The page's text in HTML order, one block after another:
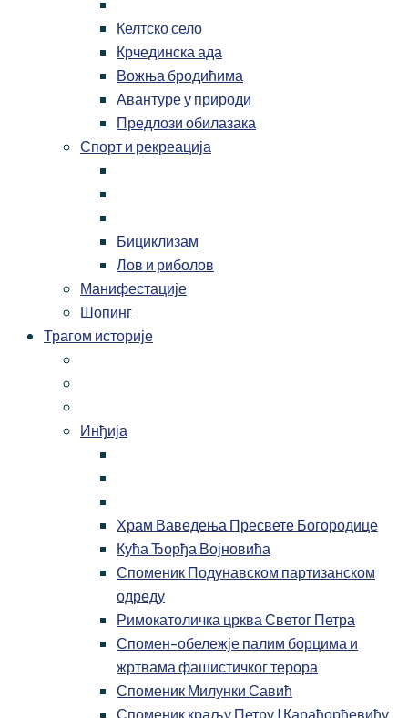
Келтско село
Крчединска ада
Вожња бродићима
Авантуре у природи
Предлози обилазака
Спорт и рекреација
Бициклизам
Лов и риболов
Манифестације
Шопинг
Трагом историје
Инђија
Храм Ваведења Пресвете Богородице
Кућа Ђорђа Војновића
Споменик Подунавском партизанском
одреду
Римокатоличка црква Светог Петра
Спомен-обележје палим борцима и
жртвама фашистичког терора
Споменик Милунки Савић